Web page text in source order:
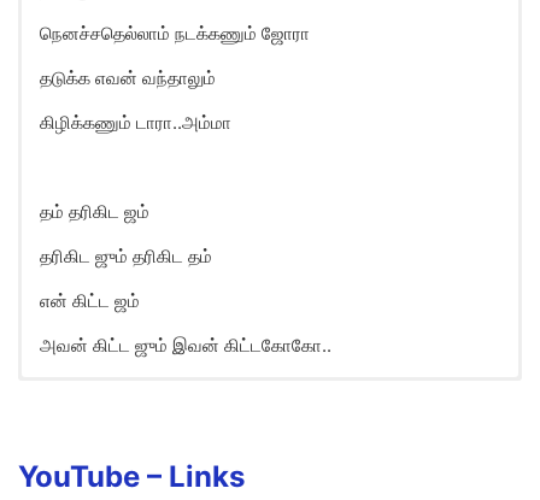
நெனச்சதெல்லாம் நடக்கணும் ஜோரா
தடுக்க எவன் வந்தாலும்
கிழிக்கணும் டாரா..அம்மா
தம் தரிகிட ஜம்
தரிகிட ஜும் தரிகிட தம்
என் கிட்ட ஜம்
அவன் கிட்ட ஜும் இவன் கிட்டகோகோ..
Tham tharigida jham
YouTube – Links